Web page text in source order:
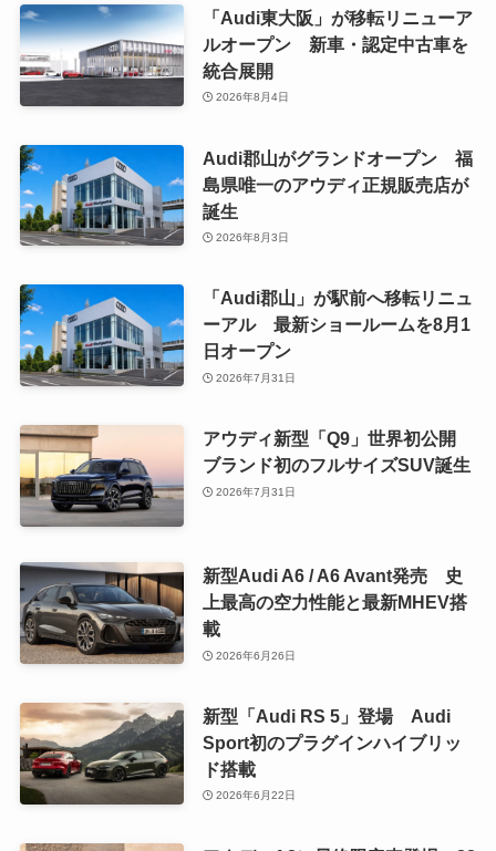
「Audi東大阪」が移転リニューア
ルオープン 新車・認定中古車を
統合展開
2026年8月4日
Audi郡山がグランドオープン 福
島県唯一のアウディ正規販売店が
誕生
2026年8月3日
「Audi郡山」が駅前へ移転リニュ
ーアル 最新ショールームを8月1
日オープン
2026年7月31日
アウディ新型「Q9」世界初公開
ブランド初のフルサイズSUV誕生
2026年7月31日
新型Audi A6 / A6 Avant発売 史
上最高の空力性能と最新MHEV搭
載
2026年6月26日
新型「Audi RS 5」登場 Audi
Sport初のプラグインハイブリッ
ド搭載
2026年6月22日